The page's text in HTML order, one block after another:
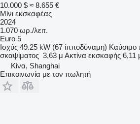
10.000 $ ≈ 8.655 €
Μίνι εκσκαφέας
2024
1.070 ωρ./λειτ.
Euro 5
Ισχύς 49.25 kW (67 ίπποδύναμη) Καύσιμο
σκαψίματος 3,63 μ Ακτίνα εκσκαφής 6,11
Κίνα, Shanghai
Επικοινωνία με τον πωλητή